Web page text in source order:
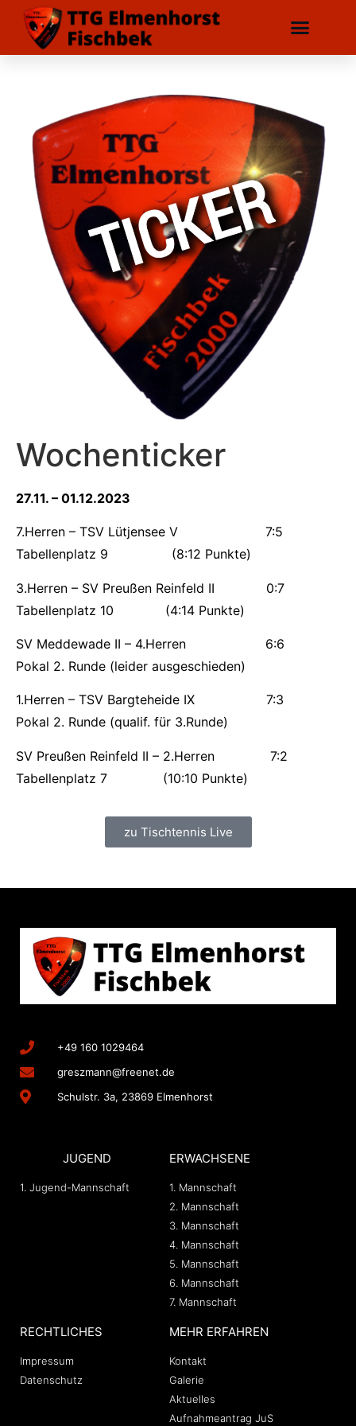
Wochenticker
27.11. – 01.12.2023
7.Herren – TSV Lütjensee V 7:5
Tabellenplatz 9 (8:12 Punkte)
3.Herren – SV Preußen Reinfeld II 0:7
Tabellenplatz 10 (4:14 Punkte)
SV Meddewade II – 4.Herren 6:6
Pokal 2. Runde (leider ausgeschieden)
1.Herren – TSV Bargteheide IX 7:3
Pokal 2. Runde (qualif. für 3.Runde)
SV Preußen Reinfeld II – 2.Herren 7:2
Tabellenplatz 7 (10:10 Punkte)
zu Tischtennis Live
+49 160 1029464
greszmann@freenet.de
Schulstr. 3a, 23869 Elmenhorst
JUGEND
1. Jugend-Mannschaft
ERWACHSENE
1. Mannschaft
2. Mannschaft
3. Mannschaft
4. Mannschaft
5. Mannschaft
6. Mannschaft
7. Mannschaft
RECHTLICHES
Impressum
Datenschutz
MEHR ERFAHREN
Kontakt
Galerie
Aktuelles
Aufnahmeantrag JuS